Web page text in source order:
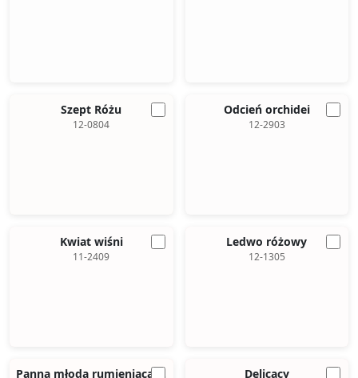
Szept Różu
12-0804
Odcień orchidei
12-2903
Kwiat wiśni
11-2409
Ledwo różowy
12-1305
Panna młoda rumieniąca się Delicacy